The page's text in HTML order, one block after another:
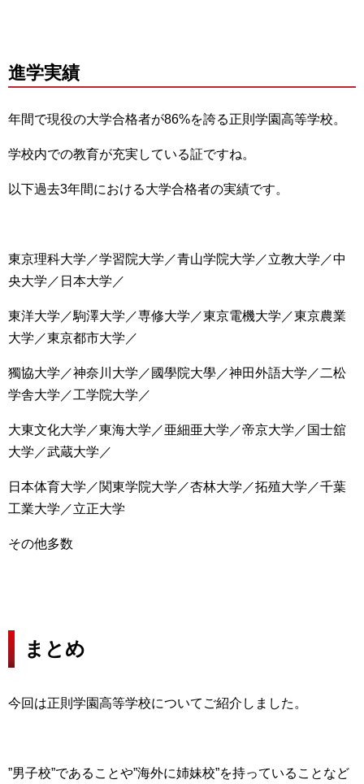
進学実績
年間で現役の大学合格者が86%を誇る正則学園高等学校。
学校内での教育が充実している証ですね。
以下過去3年間における大学合格者の実績です。
東京理科大学／学習院大学／青山学院大学／立教大学／中
央大学／日本大学／
東洋大学／駒澤大学／専修大学／東京電機大学／東京農業
大学／東京都市大学／
獨協大学／神奈川大学／國學院大學／神田外語大学／二松
学舎大学／工学院大学／
大東文化大学／東海大学／亜細亜大学／帝京大学／国士舘
大学／武蔵大学／
日本体育大学／関東学院大学／杏林大学／拓殖大学／千葉
工業大学／立正大学
その他多数
まとめ
今回は正則学園高等学校についてご紹介しました。
”男子校”であることや”海外に姉妹校”を持っていることなど